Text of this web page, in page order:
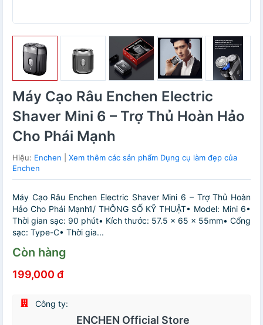
Máy Cạo Râu Enchen Electric
Shaver Mini 6 – Trợ Thủ Hoàn Hảo
Cho Phái Mạnh
Hiệu: Enchen
Xem thêm các sản phẩm Dụng cụ làm đẹp của
Enchen
Máy Cạo Râu Enchen Electric Shaver Mini 6 – Trợ Thủ Hoàn
Hảo Cho Phái Mạnh1/ THÔNG SỐ KỸ THUẬT• Model: Mini 6•
Thời gian sạc: 90 phút• Kích thước: 57.5 x 65 x 55mm• Cổng
sạc: Type-C• Thời gia...
Còn hàng
199,000 đ
Công ty:
ENCHEN Official Store